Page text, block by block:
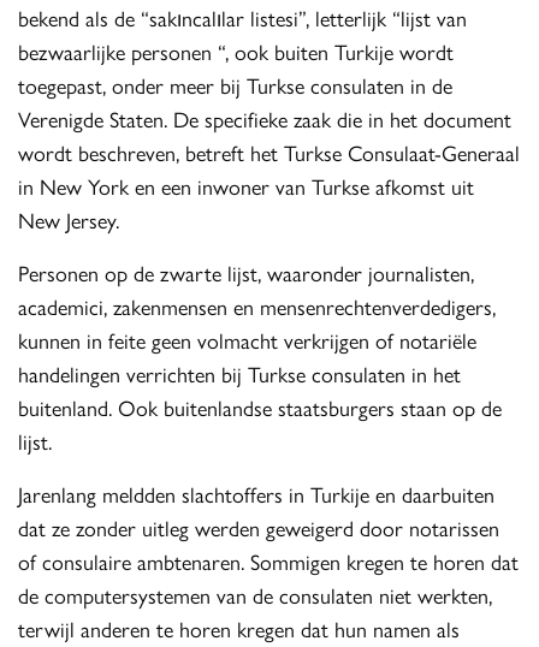
bekend als de “sakıncalılar listesi”, letterlijk “lijst van
bezwaarlijke personen “, ook buiten Turkije wordt
toegepast, onder meer bij Turkse consulaten in de
Verenigde Staten. De specifieke zaak die in het document
wordt beschreven, betreft het Turkse Consulaat-Generaal
in New York en een inwoner van Turkse afkomst uit
New Jersey.
Personen op de zwarte lijst, waaronder journalisten,
academici, zakenmensen en mensenrechtenverdedigers,
kunnen in feite geen volmacht verkrijgen of notariële
handelingen verrichten bij Turkse consulaten in het
buitenland. Ook buitenlandse staatsburgers staan op de
lijst.
Jarenlang meldden slachtoffers in Turkije en daarbuiten
dat ze zonder uitleg werden geweigerd door notarissen
of consulaire ambtenaren. Sommigen kregen te horen dat
de computersystemen van de consulaten niet werkten,
terwijl anderen te horen kregen dat hun namen als